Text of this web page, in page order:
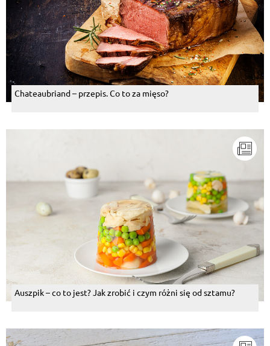
Chateaubriand – przepis. Co to za mięso?
Auszpik – co to jest? Jak zrobić i czym różni się od sztamu?